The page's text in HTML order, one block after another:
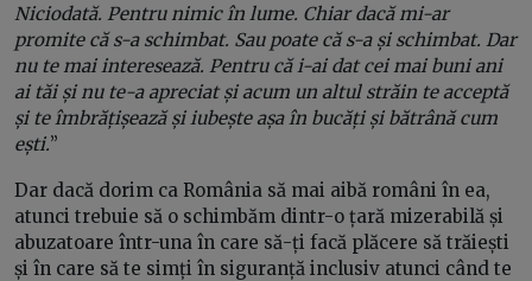
Niciodată. Pentru nimic în lume. Chiar dacă mi-ar
promite că s-a schimbat. Sau poate că s-a și schimbat. Dar
nu te mai interesează. Pentru că i-ai dat cei mai buni ani
ai tăi și nu te-a apreciat și acum un altul străin te acceptă
și te îmbrățișează și iubește așa în bucăți și bătrână cum
ești.”
Dar dacă dorim ca România să mai aibă români în ea,
atunci trebuie să o schimbăm dintr-o țară mizerabilă și
abuzatoare într-una în care să-ți facă plăcere să trăiești
și în care să te simți în siguranță inclusiv atunci când te